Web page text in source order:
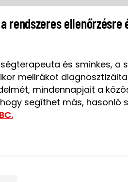
rendszeres
és sminkes, a
mellrákot
mindennapjait a
segíthet más, hasonló